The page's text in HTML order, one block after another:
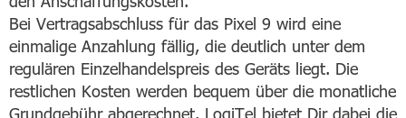
Bei Vertragsabschluss für das Pixel 9 wird eine
einmalige Anzahlung fällig, die deutlich unter dem
regulären Einzelhandelspreis des Geräts liegt. Die
restlichen Kosten werden bequem über die monatliche
Grundgebühr abgerechnet. LogiTel bietet Dir dabei die